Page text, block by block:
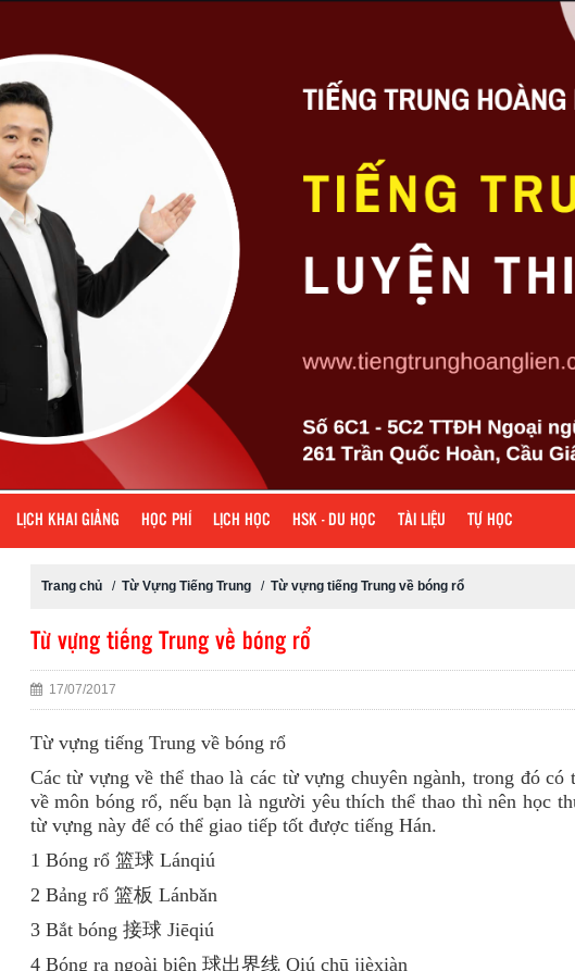
LỊCH KHAI GIẢNG HỌC PHÍ LỊCH HỌC HSK - DU HỌC TÀI LIỆU TỰ HỌC
Trang chủ/ Từ Vựng Tiếng Trung / Từ vựng tiếng Trung về bóng rổ
Từ vựng tiếng Trung về bóng rổ
17/07/2017
Từ vựng tiếng Trung về bóng rổ
Các từ vựng về thể thao là các từ vựng chuyên ngành, trong đó có
về môn bóng rổ, nếu bạn là người yêu thích thể thao thì nên học
từ vựng này để có thể giao tiếp tốt được tiếng Hán.
1 Bóng rổ 篮球 Lánqiú
2 Bảng rổ 篮板 Lánbǎn
3 Bắt bóng 接球 Jiēqiú
4 Bóng ra ngoài biên 球出界线 Qiú chū jièxiàn